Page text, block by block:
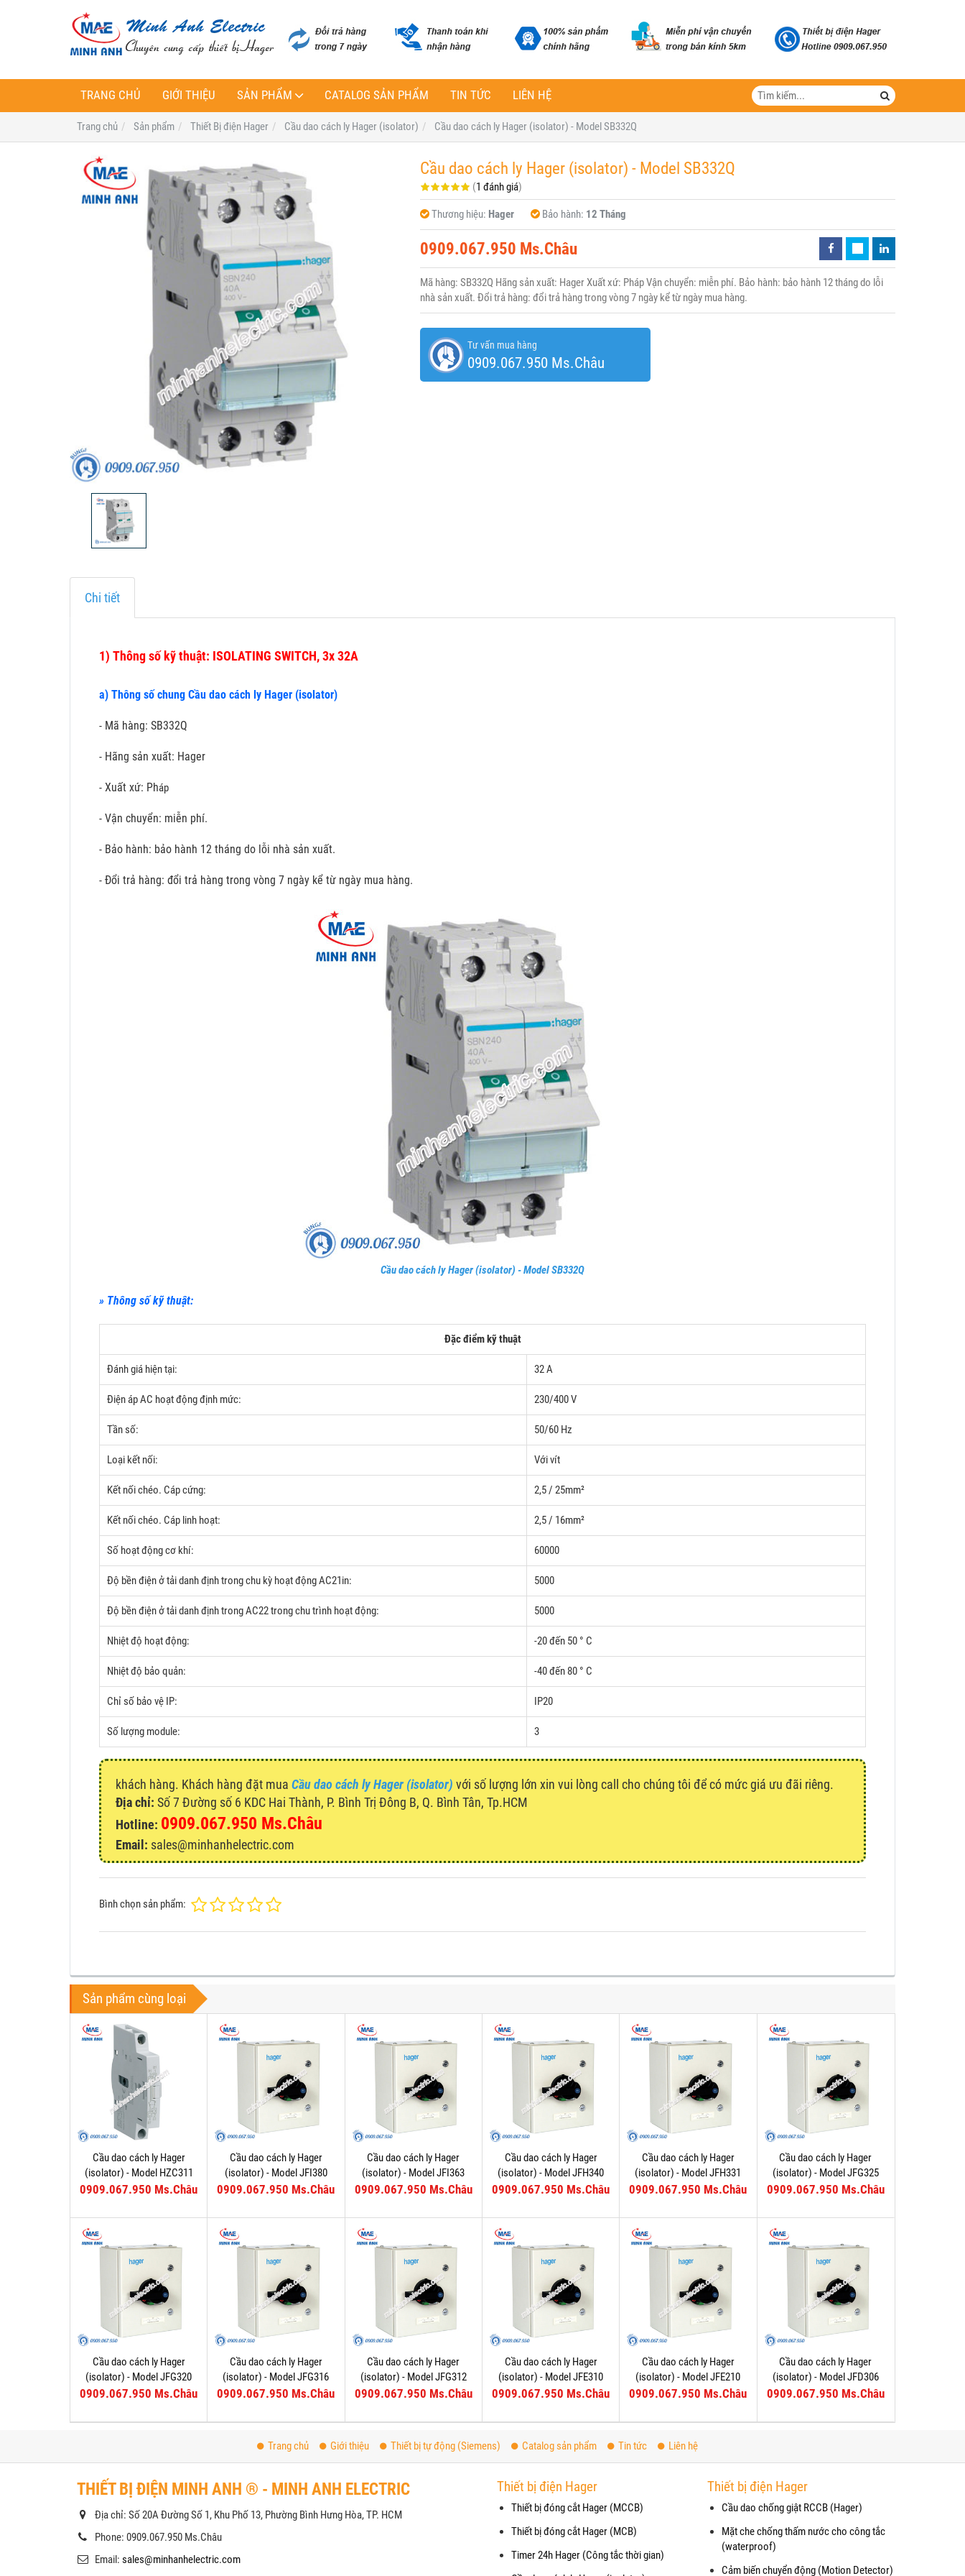
TRANG CHỦ GIỚI THIỆU SẢN PHẨM CATALOG SẢN PHẨM TIN TỨC LIÊN HỆ
Trang chủ Sản phẩm Thiết Bị điện Hager Cầu dao cách ly Hager (isolator) Cầu dao cách ly Hager (isolator) - Model SB332Q
Cầu dao cách ly Hager (isolator) - Model SB332Q
(1 đánh giá)
Thương hiệu: Hager Bảo hành: 12 Tháng
0909.067.950 Ms.Châu
Mã hàng: SB332Q Hãng sản xuất: Hager Xuất xứ: Pháp Vận chuyển: miễn phí. Bảo hành: bảo hành 12 tháng do lỗi
nhà sản xuất. Đổi trả hàng: đổi trả hàng trong vòng 7 ngày kể từ ngày mua hàng.
Tư vấn mua hàng
0909.067.950 Ms.Châu
Chi tiết
1) Thông số kỹ thuật: ISOLATING SWITCH, 3x 32A
a) Thông số chung Cầu dao cách ly Hager (isolator)
- Mã hàng: SB332Q
- Hãng sản xuất: Hager
- Xuất xứ: Pháp
- Vận chuyển: miễn phí.
- Bảo hành: bảo hành 12 tháng do lỗi nhà sản xuất.
- Đổi trả hàng: đổi trả hàng trong vòng 7 ngày kể từ ngày mua hàng.
Cầu dao cách ly Hager (isolator) - Model SB332Q
» Thông số kỹ thuật:
Đặc điểm kỹ thuật
Đánh giá hiện tại: 32 A
Điện áp AC hoạt động định mức: 230/400 V
Tần số: 50/60 Hz
Loại kết nối: Với vít
Kết nối chéo. Cáp cứng: 2,5 / 25mm²
Kết nối chéo. Cáp linh hoạt: 2,5 / 16mm²
Số hoạt động cơ khí: 60000
Độ bền điện ở tải danh định trong chu kỳ hoạt động AC21in: 5000
Độ bền điện ở tải danh định trong AC22 trong chu trình hoạt động: 5000
Nhiệt độ hoạt động: -20 đến 50 ° C
Nhiệt độ bảo quản: -40 đến 80 ° C
Chỉ số bảo vệ IP: IP20
Số lượng module: 3
khách hàng. Khách hàng đặt mua Cầu dao cách ly Hager (isolator) với số lượng lớn xin vui lòng call cho chúng tôi để có mức giá ưu đãi riêng.
Địa chỉ: Số 7 Đường số 6 KDC Hai Thành, P. Bình Trị Đông B, Q. Bình Tân, Tp.HCM
Hotline: 0909.067.950 Ms.Châu
Email: sales@minhanhelectric.com
Bình chọn sản phẩm:
Sản phẩm cùng loại
Cầu dao cách ly Hager
(isolator) - Model HZC311
0909.067.950 Ms.Châu
Cầu dao cách ly Hager
(isolator) - Model JFI380
0909.067.950 Ms.Châu
Cầu dao cách ly Hager
(isolator) - Model JFI363
0909.067.950 Ms.Châu
Cầu dao cách ly Hager
(isolator) - Model JFH340
0909.067.950 Ms.Châu
Cầu dao cách ly Hager
(isolator) - Model JFH331
0909.067.950 Ms.Châu
Cầu dao cách ly Hager
(isolator) - Model JFG325
0909.067.950 Ms.Châu
Cầu dao cách ly Hager
(isolator) - Model JFG320
0909.067.950 Ms.Châu
Cầu dao cách ly Hager
(isolator) - Model JFG316
0909.067.950 Ms.Châu
Cầu dao cách ly Hager
(isolator) - Model JFG312
0909.067.950 Ms.Châu
Cầu dao cách ly Hager
(isolator) - Model JFE310
0909.067.950 Ms.Châu
Cầu dao cách ly Hager
(isolator) - Model JFE210
0909.067.950 Ms.Châu
Cầu dao cách ly Hager
(isolator) - Model JFD306
0909.067.950 Ms.Châu
Trang chủ Giới thiệu Thiết bị tự động (Siemens) Catalog sản phẩm Tin tức Liên hệ
THIẾT BỊ ĐIỆN MINH ANH ® - MINH ANH ELECTRIC
Địa chỉ: Số 20A Đường Số 1, Khu Phố 13, Phường Bình Hưng Hòa, TP. HCM
Phone: 0909.067.950 Ms.Châu
Email: sales@minhanhelectric.com
Thiết bị điện Hager
Thiết bị đóng cắt Hager (MCCB)
Thiết bị đóng cắt Hager (MCB)
Timer 24h Hager (Công tắc thời gian)
Thiết bị điện Hager
Cầu dao chống giật RCCB (Hager)
Mặt che chống thấm nước cho công tắc
(waterproof)
Cảm biến chuyển động (Motion Detector)